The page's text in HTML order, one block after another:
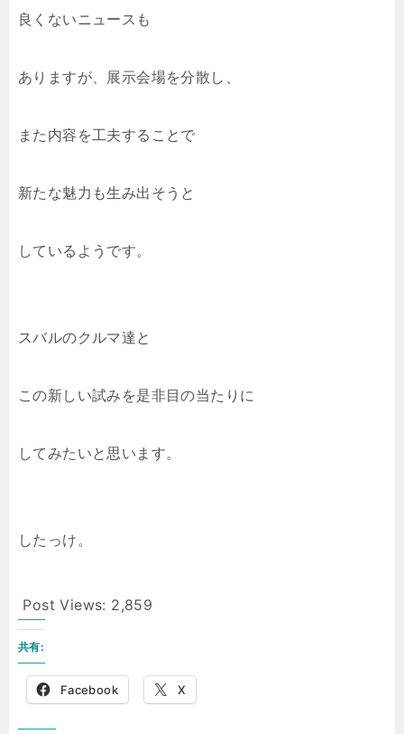
良くないニュースも
ありますが、展示会場を分散し、
また内容を工夫することで
新たな魅力も生み出そうと
しているようです。
スバルのクルマ達と
この新しい試みを是非目の当たりに
してみたいと思います。
したっけ。
Post Views: 2,859
共有:
Facebook X